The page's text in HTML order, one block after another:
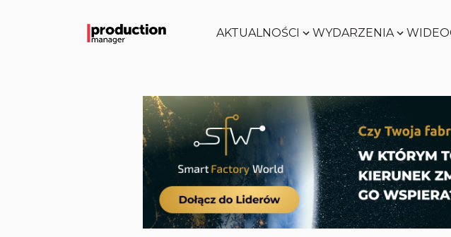
AKTUALNOŚCI WYDARZENIA
SMART
FACTORY
WORLD
WIDEO
FACTORY
WORLD
Zobacz